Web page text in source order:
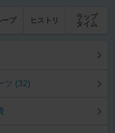
ープ ヒストリ
ラップ
タイム
ツ (32)